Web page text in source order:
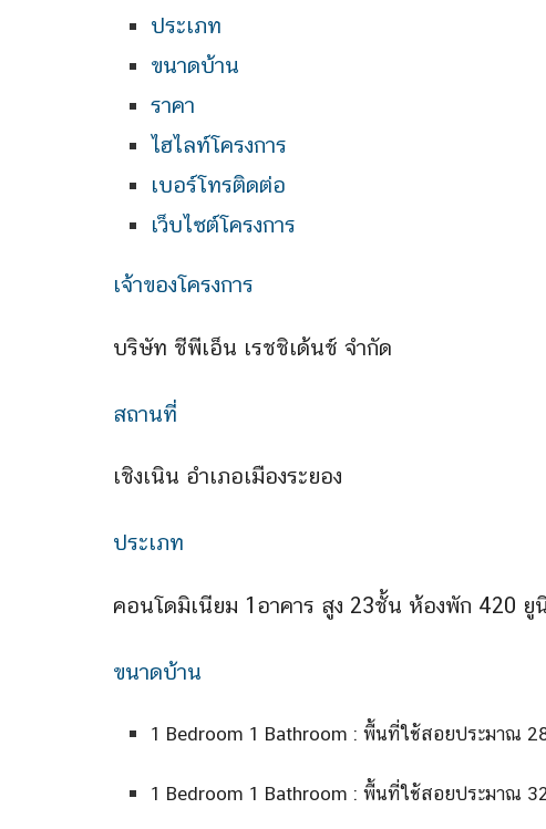
ประเภท
ขนาดบ้าน
ราคา
ไฮไลท์โครงการ
เบอร์โทรติดต่อ
เว็บไซต์โครงการ
เจ้าของโครงการ
บริษัท ชีพีเอ็น เรชชิเด้นช์ จำกัด
สถานที่
เชิงเนิน อำเภอเมืองระยอง
ประเภท
คอนโดมิเนียม 1อาคาร สูง 23ชั้น ห้องพัก 420 ยู
ขนาดบ้าน
1 Bedroom 1 Bathroom : พื้นที่ใช้สอยประมาณ
1 Bedroom 1 Bathroom : พื้นที่ใช้สอยประมาณ